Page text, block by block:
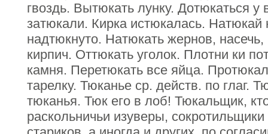
гвоздь. Вытюкать лунку. Дотюкаться у
затюкали. Кирка истюкалась.
надтюкнуто. Натюкать жернов,
кирпич. Оттюкать уголок. Плотни ки
камня. Перетюкать все яйца.
тарелку. Тюканье ср. действ. по глаг.
тюканья. Тюк его в лоб! Тюкальщик,
раскольничьи изуверы,